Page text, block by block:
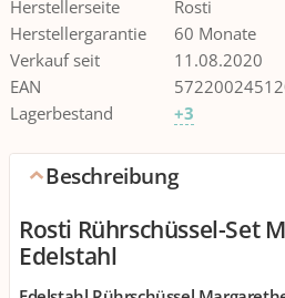
Herstellerseite
Rosti
Herstellergarantie
60 Monate
Verkauf seit
11.08.2020
EAN
Lagerbestand
+3
Beschreibung
Rosti Rührschüssel-Set
Edelstahl